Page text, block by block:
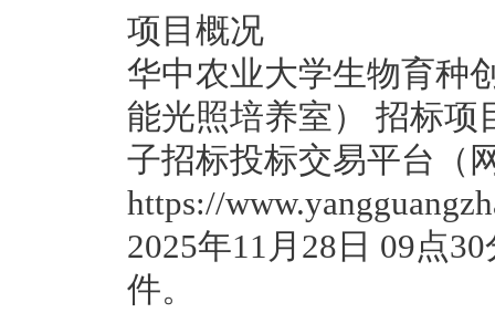
项目概况
华中农业大学生物育种
能光照培养室） 招标项
子招标投标交易平台（
https://
2025年11月28日 09点
件。